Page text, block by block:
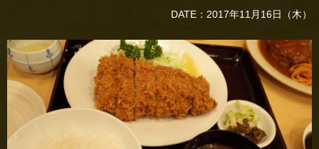
DATE：2017年11月16日（木）